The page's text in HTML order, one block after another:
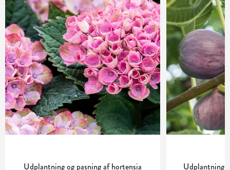
Udplantning og pasning af hortensia Udplantning